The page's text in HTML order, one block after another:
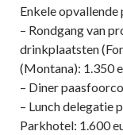
Enkele opvallende
– Rondgang van
drinkplaatsten
(Montana): 1.350
– Diner
– Lunch delegatie
Parkhotel: 1.600